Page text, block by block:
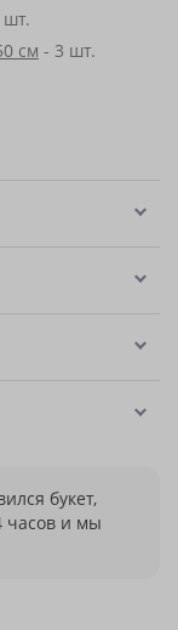
шт.
см - 3 шт.
букет,
часов и мы